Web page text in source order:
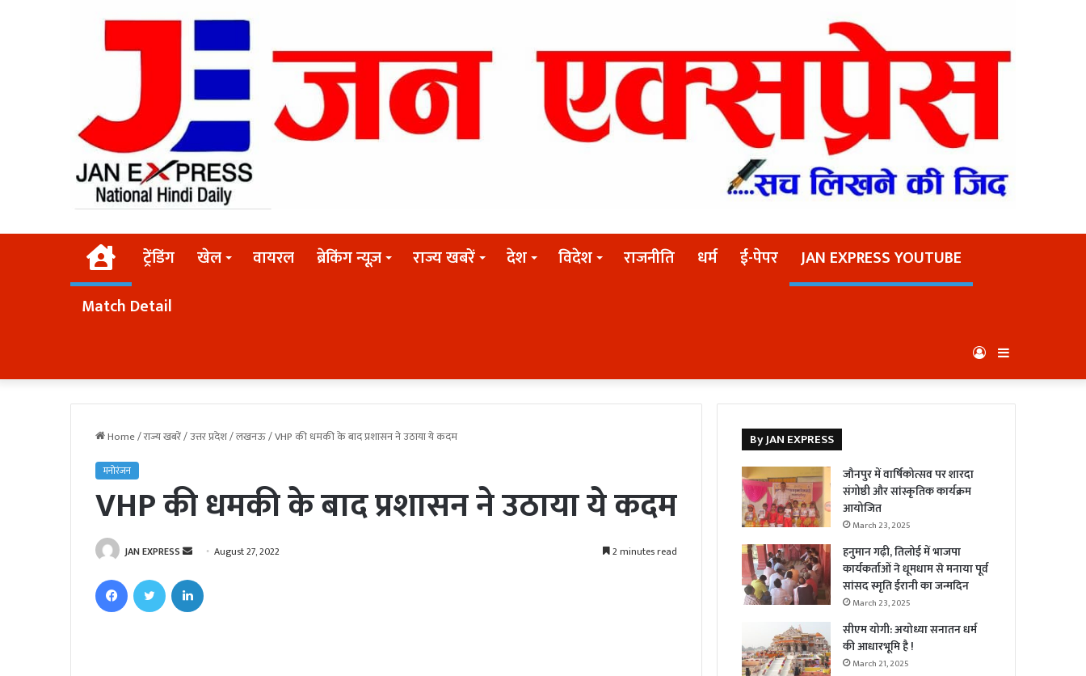
Homeट्रेंडिंग खेल वायरल ब्रेकिंग न्यूज़ राज्य खबरें देश विदेश राजनीति धर्म ई-पेपर
JAN EXPRESS YOUTUBE
Match Detail
Log
In
Home/राज्य खबरें/उत्तर प्रदेश/लखनऊ/VHP की धमकी के बाद प्रशासन ने उठाया ये कदम
मनोरंजन
VHP की धमकी के बाद प्रशासन ने उठाया ये कदम
JAN EXPRESS
d
August 27, 2022 2 minutes read
By JAN EXPRESS
जौनपुर में वार्षिकोत्सव पर शारदा
संगोष्ठी और सांस्कृतिक कार्यक्रम
आयोजित
March 23, 2025
हनुमान गढ़ी, तिलोई में भाजपा
कार्यकर्ताओं ने धूमधाम से मनाया पूर्व
सांसद स्मृति ईरानी का जन्मदिन
March 23, 2025
सीएम योगी: अयोध्या सनातन धर्म
की आधारभूमि है !
March 21, 2025